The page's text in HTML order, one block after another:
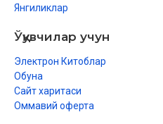
Янгиликлар
Ўқувчилар учун
Электрон Китоблар
Обуна
Сайт харитаси
Оммавий оферта